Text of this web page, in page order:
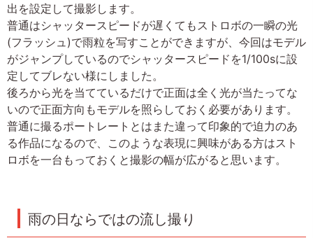
出を設定して撮影します。
普通はシャッタースピードが遅くてもストロボの一瞬の光
(フラッシュ)で雨粒を写すことができますが、今回はモデル
がジャンプしているのでシャッタースピードを1/100sに設
定してブレない様にしました。
後ろから光を当てているだけで正面は全く光が当たってな
いので正面方向もモデルを照らしておく必要があります。
普通に撮るポートレートとはまた違って印象的で迫力のあ
る作品になるので、このような表現に興味がある方はスト
ロボを一台もっておくと撮影の幅が広がると思います。
雨の日ならではの流し撮り